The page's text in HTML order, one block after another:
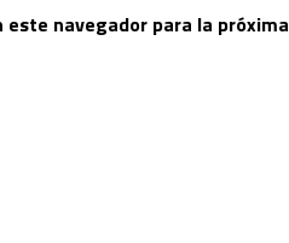
navegador para la